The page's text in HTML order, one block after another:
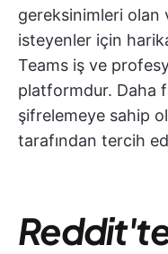
gereksinimleri olan
isteyenler için
Teams iş ve
platformdur. Daha
şifrelemeye sahip
tarafından tercih